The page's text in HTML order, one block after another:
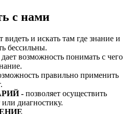
с нами
видеть и искать там где знание и
бессильны.
дает возможность понимать с чего
правильно применить
- позволяет осуществить
диагностику.